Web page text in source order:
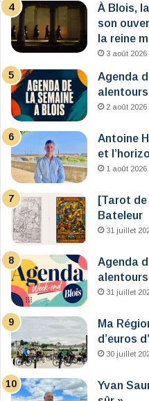
À Blois,
son
la reine
3 août 2026
Agenda
2 août 2026
Antoine
et
1 août 2026
[Tarot
Bateleur
31 juillet
Agenda
31 juillet
Ma
d’euros
30 juillet
Yvan